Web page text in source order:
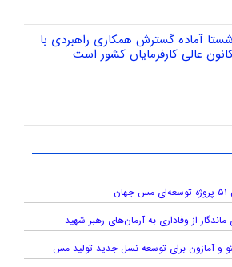
شستا آماده گسترش همکاری راهبردی با
عالی کارفرمایان کشور است
از وفاداری به آرمان‌های رهبر شهید
و آمازون برای توسعه نسل جدید تولید مس